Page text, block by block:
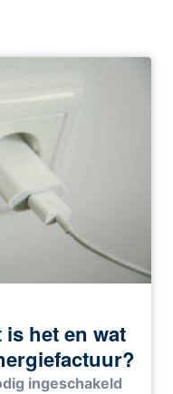
het en wat
ingeschakeld